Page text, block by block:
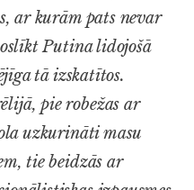
ar kurām pats nevar
Putina lidojošā
tā izskatītos.
pie robežas ar
uzkurināti masu
tie beidzās ar